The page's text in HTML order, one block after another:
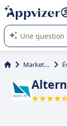
répondre
L'IA de Appvizer
logiciel SaaS en
Marketing